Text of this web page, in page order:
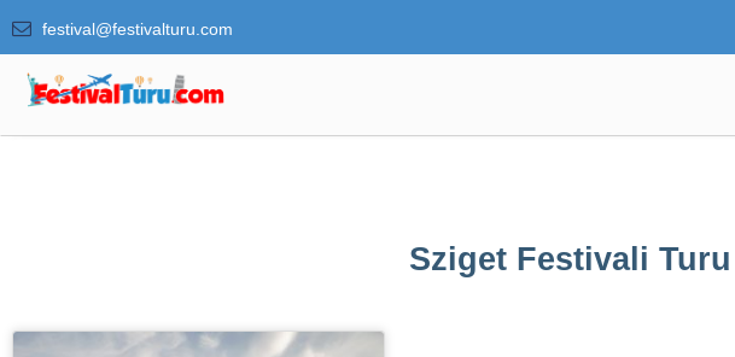
festival@festivalturu.com
Sziget Festivali